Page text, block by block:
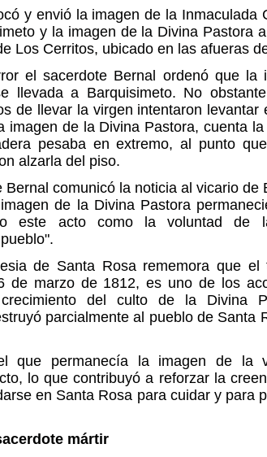
y envió la imagen de la Inmaculada
y la imagen de la Divina Pastora
Los Cerritos, ubicado en las afueras
el sacerdote Bernal ordenó que la
llevada a Barquisimeto. No
de llevar la virgen intentaron levantar
imagen de la Divina Pastora, cuenta
pesaba en extremo, al punto
alzarla del piso.
Bernal comunicó la noticia al vicario de
de la Divina Pastora
este acto como la voluntad de
de Santa Rosa rememora que el
de marzo de 1812, es uno de los
del culto de la Divina
parcialmente al pueblo de Santa
que permanecía la imagen de la
lo que contribuyó a reforzar la
en Santa Rosa para cuidar y para
mártir